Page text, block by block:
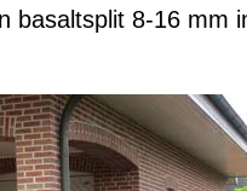
basaltsplit 8-16 mm